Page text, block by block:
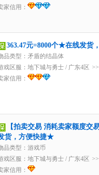
家信用：
363.47元=8000个★在线发货
品类型：矛盾的结晶体
戏区服： 地下城与勇士 / 广东4区
家信用：
【拍卖交易 消耗卖家额度交
货，方便快捷★
品类型：游戏币
戏区服： 地下城与勇士 / 广东4区
家信用：